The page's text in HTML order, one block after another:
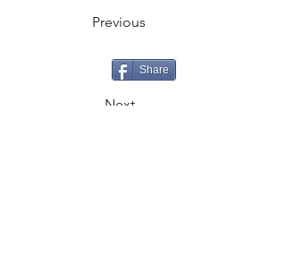
Previous
Share
Next